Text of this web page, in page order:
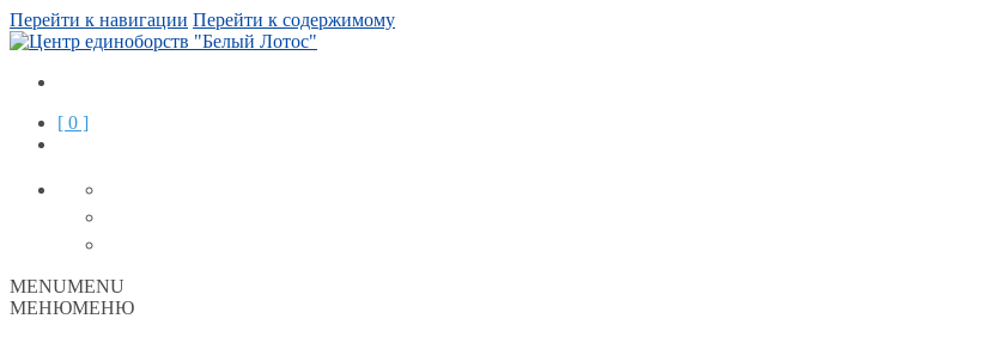
Перейти к навигации Перейти к содержимому
[ 0 ]
MENUMENU
МЕНЮМЕНЮ